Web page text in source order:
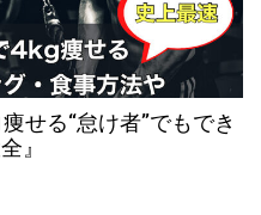
せる“怠け者”でもでき
』